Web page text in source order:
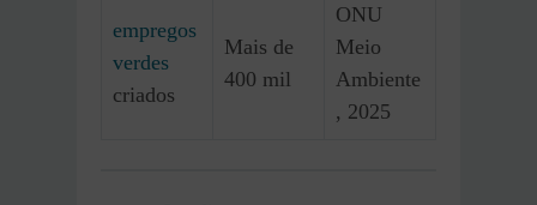
empregos
verdes
criados
Mais de
400 mil
ONU
Meio
Ambiente
, 2025